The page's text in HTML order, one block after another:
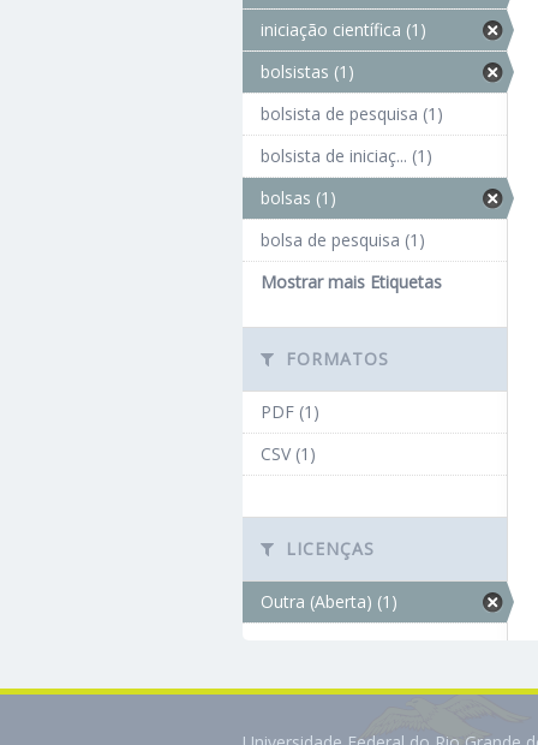
iniciação científica (1)
bolsistas (1)
bolsista de pesquisa (1)
bolsista de iniciaç... (1)
bolsas (1)
bolsa de pesquisa (1)
Mostrar mais Etiquetas
FORMATOS
PDF (1)
CSV (1)
LICENÇAS
Outra (Aberta) (1)